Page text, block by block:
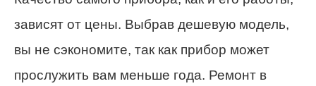
зависят от цены. Выбрав дешевую модель,
вы не сэкономите, так как прибор может
прослужить вам меньше года. Ремонт в